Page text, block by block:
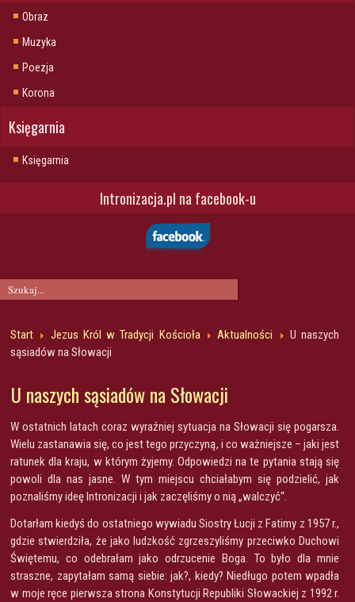
Obraz
Muzyka
Poezja
Korona
Księgarnia
Księgarnia
Intronizacja.pl na facebook-u
Start Jezus Król w Tradycji Kościoła Aktualności
U naszych
sąsiadów na Słowacji
U naszych sąsiadów na Słowacji
W ostatnich latach coraz wyraźniej sytuacja na Słowacji się pogarsza.
Wielu zastanawia się, co jest tego przyczyną, i co ważniejsze – jaki jest
ratunek dla kraju, w którym żyjemy. Odpowiedzi na te pytania stają się
powoli dla nas jasne. W tym miejscu chciałabym się podzielić, jak
poznaliśmy ideę Intronizacji i jak zaczęliśmy o nią „walczyć“.
Dotarłam kiedyś do ostatniego wywiadu Siostry Łucji z Fatimy z 1957 r.,
gdzie stwierdziła, że jako ludzkość zgrzeszyliśmy przeciwko Duchowi
Świętemu, co odebrałam jako odrzucenie Boga. To było dla mnie
straszne, zapytałam samą siebie: jak?, kiedy? Niedługo potem wpadła
w moje ręce pierwsza strona Konstytucji Republiki Słowackiej z 1992 r.